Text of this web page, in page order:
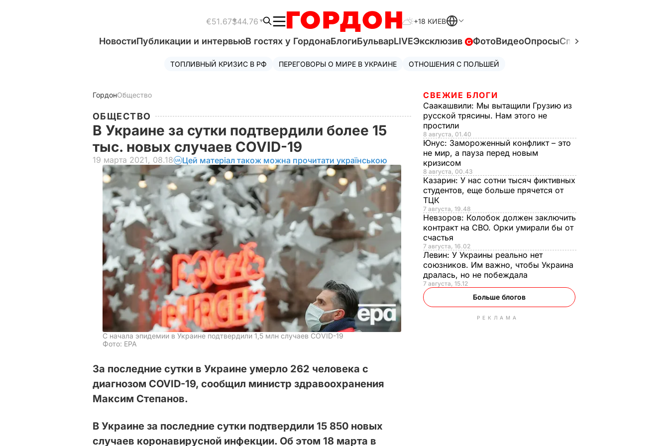
€51.67$44.76 +18 КИЕВ
НовостиПубликации и интервьюВ гостях у ГордонаБлогиБульварLIVEЭксклюзив ФотоВидеоОпросыСпецпроекты
ТОПЛИВНЫЙ КРИЗИС В РФ ПЕРЕГОВОРЫ О МИРЕ В УКРАИНЕ ОТНОШЕНИЯ С ПОЛЬШЕЙ
ГордонОбщество
ОБЩЕСТВО
В Украине за сутки подтвердили более 15
тыс. новых случаев COVID-19
19 марта 2021, 08.18 Цей матеріал також можна прочитати українською
С начала эпидемии в Украине подтвердили 1,5 млн случаев COVID-19
Фото: EPA
За последние сутки в Украине умерло 262 человека с
диагнозом COVID-19, сообщил министр здравоохранения
Максим Степанов.
В Украине за последние сутки подтвердили 15 850 новых
случаев коронавирусной инфекции. Об этом 18 марта в
СВЕЖИЕ БЛОГИ
Саакашвили: Мы вытащили Грузию из
русской трясины. Нам этого не
простили
8 августа, 01.40
Юнус: Замороженный конфликт – это
не мир, а пауза перед новым
кризисом
8 августа, 00.43
Казарин: У нас сотни тысяч фиктивных
студентов, еще больше прячется от
ТЦК
7 августа, 19.48
Невзоров: Колобок должен заключить
контракт на СВО. Орки умирали бы от
счастья
7 августа, 16.02
Левин: У Украины реально нет
союзников. Им важно, чтобы Украина
дралась, но не побеждала
7 августа, 15.12
Больше блогов
РЕКЛАМА